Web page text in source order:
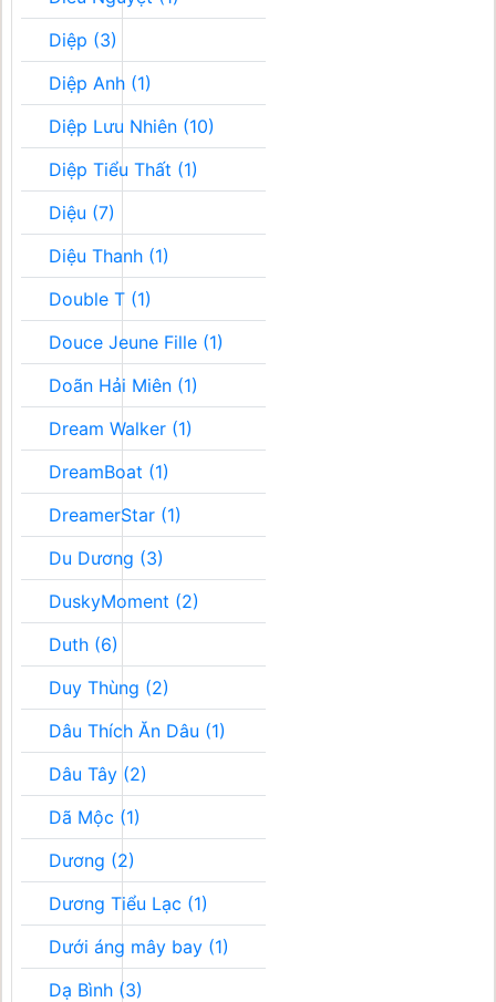
Diệp (3)
Diệp Anh (1)
Diệp Lưu Nhiên (10)
Diệp Tiểu Thất (1)
Diệu (7)
Diệu Thanh (1)
Double T (1)
Douce Jeune Fille (1)
Doãn Hải Miên (1)
Dream Walker (1)
DreamBoat (1)
DreamerStar (1)
Du Dương (3)
DuskyMoment (2)
Duth (6)
Duy Thùng (2)
Dâu Thích Ăn Dâu (1)
Dâu Tây (2)
Dã Mộc (1)
Dương (2)
Dương Tiểu Lạc (1)
Dưới áng mây bay (1)
Dạ Bình (3)